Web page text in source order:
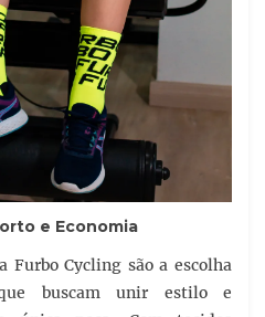
e Economia
Furbo Cycling são a escolha
buscam unir estilo e